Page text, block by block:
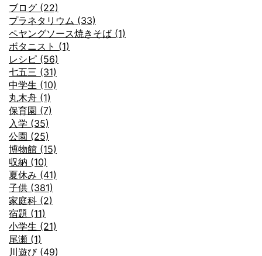
ブログ (22)
プラネタリウム (33)
ペヤングソース焼きそば (1)
ボタニスト (1)
レシピ (56)
七五三 (31)
中学生 (10)
丸木舟 (1)
保育園 (7)
入学 (35)
公園 (25)
博物館 (15)
収納 (10)
夏休み (41)
子供 (381)
家庭科 (2)
宿題 (11)
小学生 (21)
尾瀬 (1)
川遊び (49)